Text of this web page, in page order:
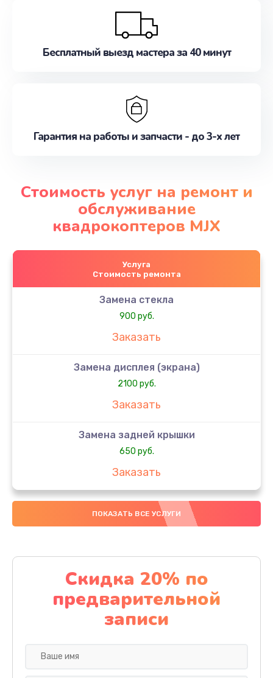
Бесплатный выезд мастера за 40 минут
Гарантия на работы и запчасти - до 3-х лет
Стоимость услуг на ремонт и
обслуживание
квадрокоптеров MJX
Услуга
Стоимость ремонта
Замена стекла
900 руб.
Заказать
Замена дисплея (экрана)
2100 руб.
Заказать
Замена задней крышки
650 руб.
Заказать
Замена аккумулятора
4000 руб.
Замена материнской платы
1100 руб.
Заказать
ПОКАЗАТЬ ВСЕ УСЛУГИ
Скидка 20% по
предварительной
записи